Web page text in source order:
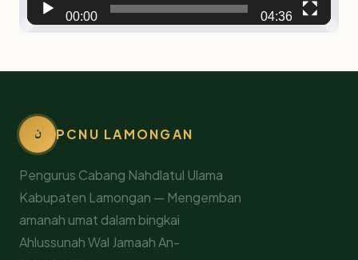
00:00 04:36
ن PCNU LAMONGAN
Pengurus Cabang Nahdlatul Ulama
Kabupaten Lamongan — Mengemban
amanah umat dalam bingkai
Ahlussunah Wal Jamaah An-